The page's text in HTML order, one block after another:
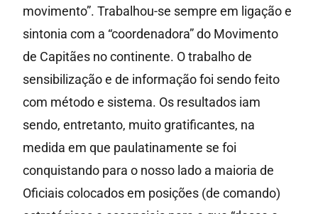
movimento”. Trabalhou-se sempre em ligação e
sintonia com a “coordenadora” do Movimento
de Capitães no continente. O trabalho de
sensibilização e de informação foi sendo feito
com método e sistema. Os resultados iam
sendo, entretanto, muito gratificantes, na
medida em que paulatinamente se foi
conquistando para o nosso lado a maioria de
Oficiais colocados em posições (de comando)